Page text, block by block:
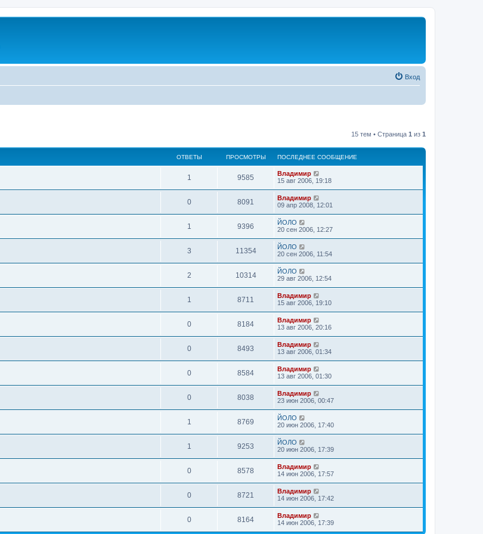
Вход
15 тем • Страница 1 из 1
ОТВЕТЫ ПРОСМОТРЫ ПОСЛЕДНЕЕ СООБЩЕНИЕ
1 9585
Владимир
15 авг 2006, 19:18
0 8091
Владимир
09 апр 2008, 12:01
1 9396
ЙОЛО
20 сен 2006, 12:27
3 11354
ЙОЛО
20 сен 2006, 11:54
2 10314
ЙОЛО
29 авг 2006, 12:54
1 8711
Владимир
15 авг 2006, 19:10
0 8184
Владимир
13 авг 2006, 20:16
0 8493
Владимир
13 авг 2006, 01:34
0 8584
Владимир
13 авг 2006, 01:30
0 8038
Владимир
23 июн 2006, 00:47
1 8769
ЙОЛО
20 июн 2006, 17:40
1 9253
ЙОЛО
20 июн 2006, 17:39
0 8578
Владимир
14 июн 2006, 17:57
0 8721
Владимир
14 июн 2006, 17:42
0 8164
Владимир
14 июн 2006, 17:39